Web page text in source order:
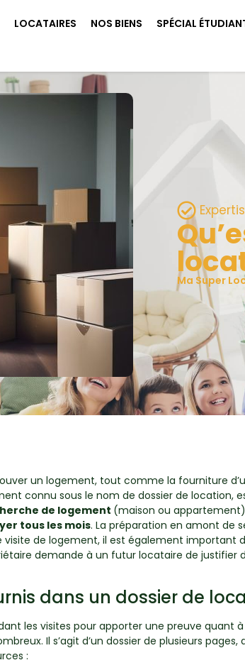
LOCATAIRES NOS BIENS SPÉCIAL
Ma Super
un logement, tout comme la fourniture
connu sous le nom de dossier de location,
de logement (maison ou
tous les mois. La préparation en amont de
visite de logement, il est également
demande à un futur locataire de justifier
dans un dossier de
les visites pour apporter une preuve quant
Il s’agit d’un dossier de plusieurs
: